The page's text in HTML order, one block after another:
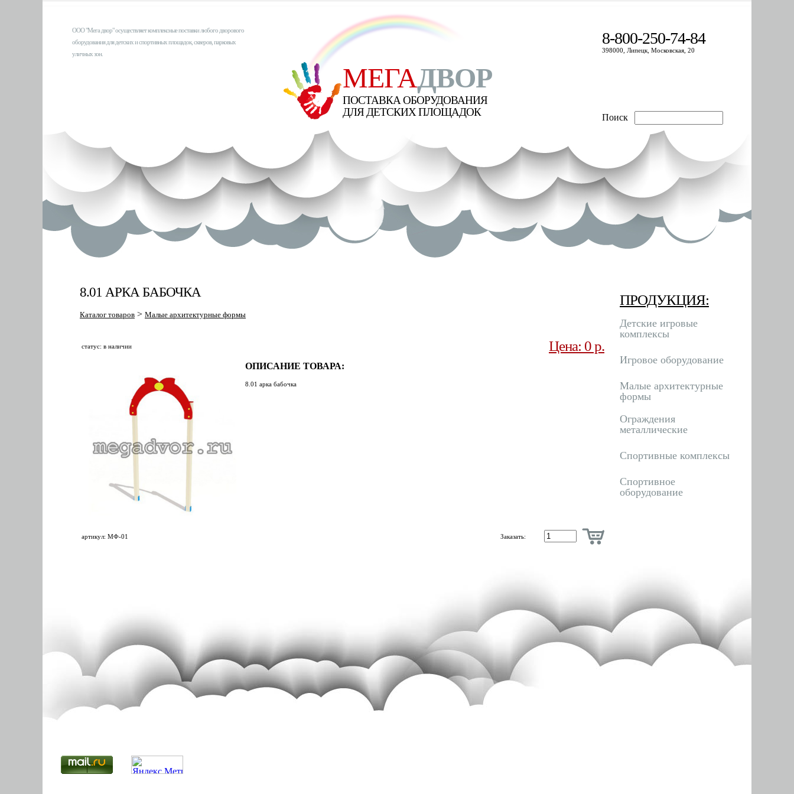
ООО "Мега двор" осуществляет комплексные поставки любого дворового
оборудования для детских и спортивных площадок, скверов, парковых
уличных зон.
МЕГАДВОР
ПОСТАВКА ОБОРУДОВАНИЯ
ДЛЯ ДЕТСКИХ ПЛОЩАДОК
8-800-250-74-84
398000, Липецк, Московская, 20
Поиск
8.01 АРКА БАБОЧКА
Каталог товаров > Малые архитектурные формы
статус: в наличии Цена: 0 р.
ОПИСАНИЕ ТОВАРА:
8.01 арка бабочка
артикул: МФ-01 Заказать:
ПРОДУКЦИЯ:
Детские игровые
комплексы
Игровое оборудование
Малые архитектурные
формы
Ограждения
металлические
Спортивные комплексы
Спортивное
оборудование